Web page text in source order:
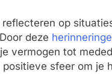
op
deze
vermogen tot
sfeer om je